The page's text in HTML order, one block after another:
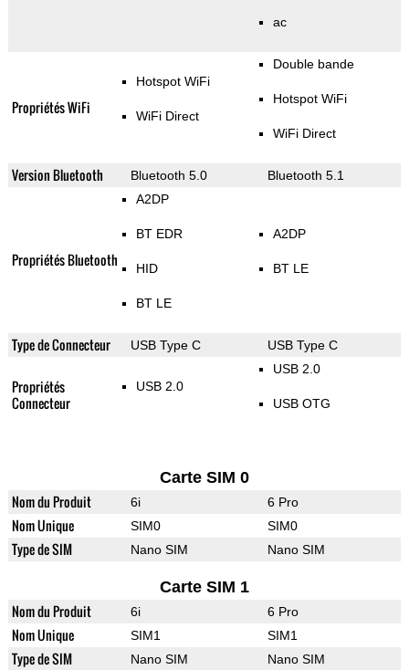
ac
Propriétés WiFi
Hotspot WiFi
WiFi Direct
Double bande
Hotspot WiFi
WiFi Direct
Version Bluetooth Bluetooth 5.0 Bluetooth 5.1
Propriétés Bluetooth
A2DP
BT EDR
HID
BT LE
A2DP
BT LE
Type de Connecteur USB Type C USB Type C
Propriétés
Connecteur
USB 2.0
USB 2.0
USB OTG
Carte SIM 0
Nom du Produit 6i 6 Pro
Nom Unique SIM0 SIM0
Type de SIM Nano SIM Nano SIM
Carte SIM 1
Nom du Produit 6i 6 Pro
Nom Unique SIM1 SIM1
Type de SIM Nano SIM Nano SIM